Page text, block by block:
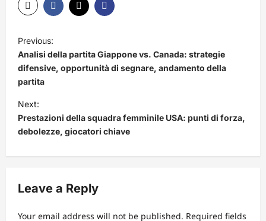
P
o
s
t
n
a
g
t
Previous:
Analisi della partita Giappone vs. Canada: strategie
difensive, opportunità di segnare, andamento della
partita
Next:
Prestazioni della squadra femminile USA: punti di forza,
debolezze, giocatori chiave
Leave a Reply
Your email address will not be published. Required fields